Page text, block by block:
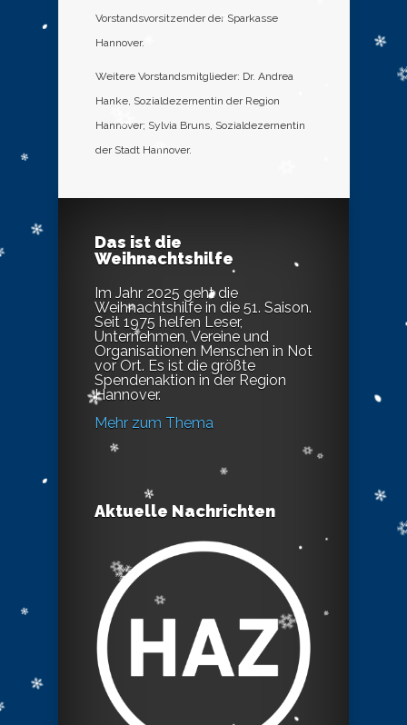
Vorstandsvorsitzender der Sparkasse
Hannover.
Weitere Vorstandsmitglieder: Dr. Andrea
Hanke, Sozialdezernentin der Region
Hannover; Sylvia Bruns, Sozialdezernentin
der Stadt Hannover.
Das ist die
Weihnachtshilfe
Im Jahr 2025 geht die
Weihnachtshilfe in die 51. Saison.
Seit 1975 helfen Leser,
Unternehmen, Vereine und
Organisationen Menschen in Not
vor Ort. Es ist die größte
Spendenaktion in der Region
Hannover.
Mehr zum Thema
Aktuelle Nachrichten